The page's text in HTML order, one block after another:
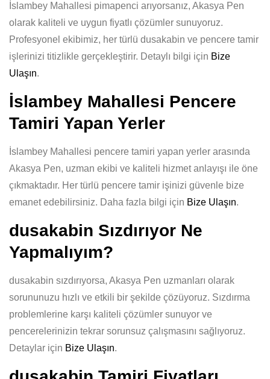
İslambey Mahallesi pimapenci arıyorsanız, Akasya Pen
olarak kaliteli ve uygun fiyatlı çözümler sunuyoruz.
Profesyonel ekibimiz, her türlü dusakabin ve pencere tamir
işlerinizi titizlikle gerçekleştirir. Detaylı bilgi için Bize
Ulaşın.
İslambey Mahallesi Pencere
Tamiri Yapan Yerler
İslambey Mahallesi pencere tamiri yapan yerler arasında
Akasya Pen, uzman ekibi ve kaliteli hizmet anlayışı ile öne
çıkmaktadır. Her türlü pencere tamir işinizi güvenle bize
emanet edebilirsiniz. Daha fazla bilgi için Bize Ulaşın.
dusakabin Sızdırıyor Ne
Yapmalıyım?
dusakabin sızdırıyorsa, Akasya Pen uzmanları olarak
sorununuzu hızlı ve etkili bir şekilde çözüyoruz. Sızdırma
problemlerine karşı kaliteli çözümler sunuyor ve
pencerelerinizin tekrar sorunsuz çalışmasını sağlıyoruz.
Detaylar için Bize Ulaşın.